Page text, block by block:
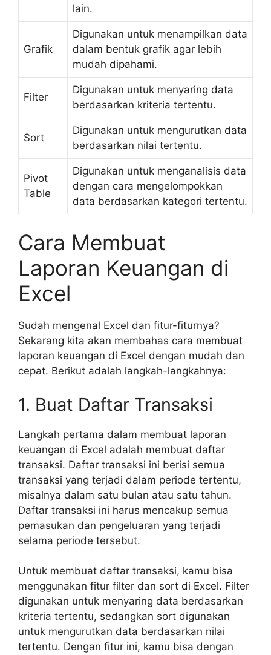
lain.
Grafik
Digunakan untuk menampilkan data
dalam bentuk grafik agar lebih
mudah dipahami.
Filter
Digunakan untuk menyaring data
berdasarkan kriteria tertentu.
Sort
Digunakan untuk mengurutkan data
berdasarkan nilai tertentu.
Pivot
Table
Digunakan untuk menganalisis data
dengan cara mengelompokkan
data berdasarkan kategori tertentu.
Cara Membuat
Laporan Keuangan di
Excel
Sudah mengenal Excel dan fitur-fiturnya?
Sekarang kita akan membahas cara membuat
laporan keuangan di Excel dengan mudah dan
cepat. Berikut adalah langkah-langkahnya:
1. Buat Daftar Transaksi
Langkah pertama dalam membuat laporan
keuangan di Excel adalah membuat daftar
transaksi. Daftar transaksi ini berisi semua
transaksi yang terjadi dalam periode tertentu,
misalnya dalam satu bulan atau satu tahun.
Daftar transaksi ini harus mencakup semua
pemasukan dan pengeluaran yang terjadi
selama periode tersebut.
Untuk membuat daftar transaksi, kamu bisa
menggunakan fitur filter dan sort di Excel. Filter
digunakan untuk menyaring data berdasarkan
kriteria tertentu, sedangkan sort digunakan
untuk mengurutkan data berdasarkan nilai
tertentu. Dengan fitur ini, kamu bisa dengan